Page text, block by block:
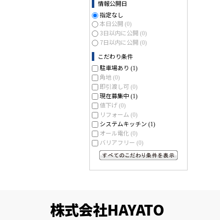
情報公開日
指定なし
本日公開 (0)
3日以内に公開 (0)
7日以内に公開 (0)
こだわり条件
駐車場あり (1)
角地 (0)
即引渡し可 (0)
現在募集中 (1)
値下げ (0)
リフォーム (0)
システムキッチン (1)
オール電化 (0)
バリアフリー (0)
株式会社HAYATO